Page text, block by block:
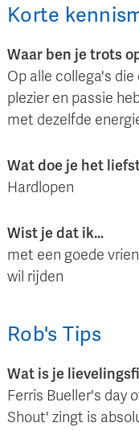
Korte
Waar ben je trots
Op alle collega's
plezier en passie
met dezelfde
Wat doe je het
Hardlopen
Wist je dat ik…
met een goede
wil rijden
Rob'sTips
Wat is je
Ferris Bueller's day
Shout' zingt is